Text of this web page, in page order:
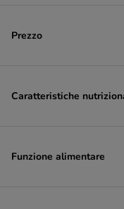
Prezzo
Caratteristiche
Funzione alimentare